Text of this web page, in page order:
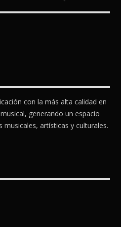
con la más alta calidad en
generando un espacio
artísticas y culturales.